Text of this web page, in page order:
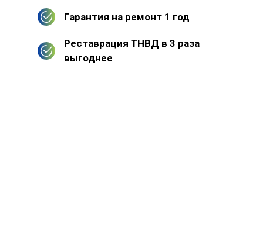
Гарантия на ремонт 1 год
Реставрация ТНВД в 3 раза
выгоднее